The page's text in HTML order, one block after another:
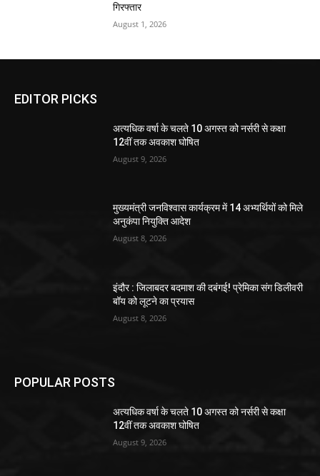
गिरफ्तार
August 1, 2026
EDITOR PICKS
अत्यधिक वर्षा के चलते 10 अगस्त को नर्सरी से कक्षा
12वीं तक अवकाश घोषित
August 9, 2026
मुख्यमंत्री जनविश्वास कार्यक्रम में 14 अभ्यर्थियों को मिले
अनुकंपा नियुक्ति आदेश
August 8, 2026
इंदौर : जिलाबदर बदमाश की दबंगई! प्रेमिका संग डिलीवरी
बॉय को लूटने का प्रयास
August 8, 2026
POPULAR POSTS
अत्यधिक वर्षा के चलते 10 अगस्त को नर्सरी से कक्षा
12वीं तक अवकाश घोषित
August 9, 2026